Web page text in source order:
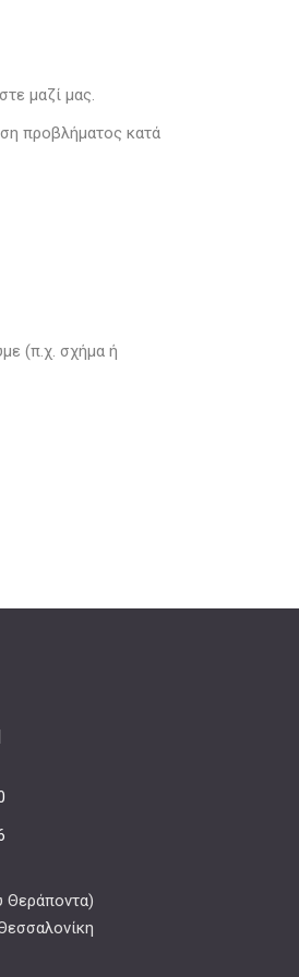
μαζί μας.
προβλήματος κατά
(π.χ. σχήμα ή
Θεράποντα)